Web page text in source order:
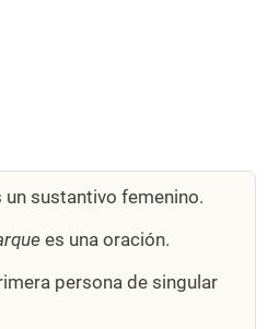
un sustantivo femenino.
es una oración.
persona de singular